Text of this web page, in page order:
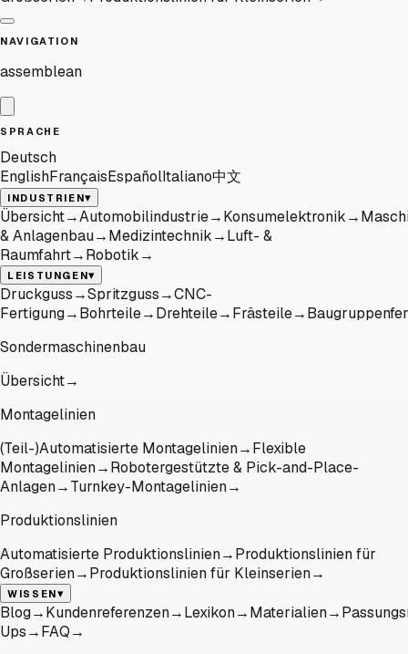
NAVIGATION
assemblean
SPRACHE
Deutsch
EnglishFrançaisEspañolItaliano中文
INDUSTRIEN▾
Übersicht→Automobilindustrie→Konsumelektronik→
& Anlagenbau→Medizintechnik→Luft- &
Raumfahrt→Robotik→
LEISTUNGEN▾
Druckguss→Spritzguss→CNC-
Fertigung→Bohrteile→Drehteile→Frästeile→
Sondermaschinenbau
Übersicht→
Montagelinien
(Teil-)Automatisierte Montagelinien→Flexible
Montagelinien→Robotergestützte & Pick-and-Place-
Anlagen→Turnkey-Montagelinien→
Produktionslinien
Automatisierte Produktionslinien→Produktionslinien für
Großserien→Produktionslinien für Kleinserien→
WISSEN▾
Blog→Kundenreferenzen→Lexikon→Materialien→
Ups→FAQ→